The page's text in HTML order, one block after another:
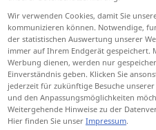
antippen)
cargar
Wir verwenden Cookies, damit Sie
kommunizieren können. Notwendige,
der statistischen Auswertung unserer
immer auf Ihrem Endgerät gespeichert.
Werbung dienen, werden nur
Einverständnis geben. Klicken Sie
jederzeit für zukünftige Besuche
und den Anpassungsmöglichkeiten
Weitergehende Hinweise zu der
Hier finden Sie unser Impressum.